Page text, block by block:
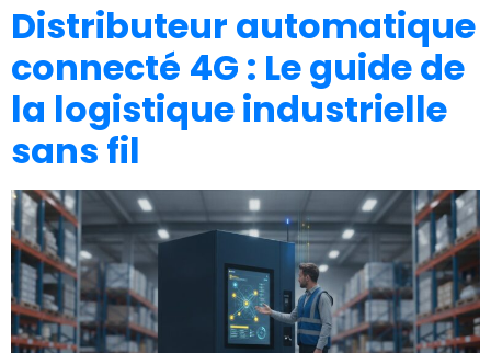
Distributeur automatique
connecté 4G : Le guide de
la logistique industrielle
sans fil
Afin que nous
puissions
améliorer la
fonctionnalité
et la
structure du
fonction de la
façon dont le
site Web est
utilisé.